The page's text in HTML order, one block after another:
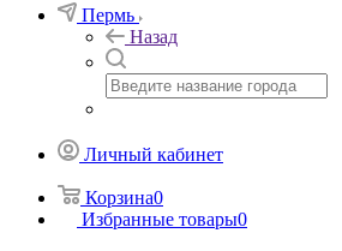
Пермь
Назад
Личный кабинет
Корзина0
Избранные товары0